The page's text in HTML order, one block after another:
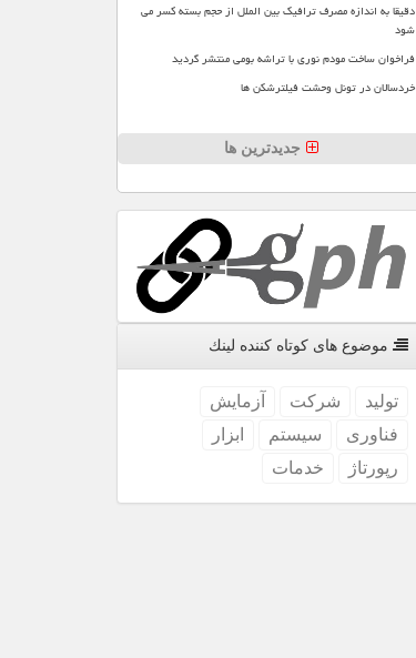
دقیقا به اندازه مصرف ترافیک بین الملل از حجم بسته کسر می
شود
فراخوان ساخت مودم نوری با تراشه بومی منتشر گردید
خردسالان در تونل وحشت فیلترشکن ها
جدیدترین ها
موضوع های كوتاه كننده لینك
تولید شركت
آزمایش
فناوری
سیستم
ابزار
رپورتاژ
خدمات